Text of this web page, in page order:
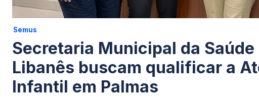
Semus
Secretaria Municipal da
Libanês buscam qualificar a
Infantil em Palmas